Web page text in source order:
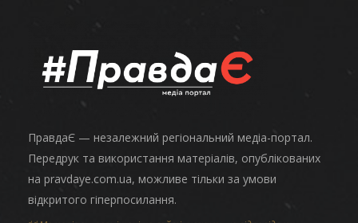
ПравдаЄ — незалежний регіональний медіа-портал.
Передрук та використання матеріалів, опублікованих
на pravdaye.com.ua, можливе тільки за умови
відкритого гіперпосилання.